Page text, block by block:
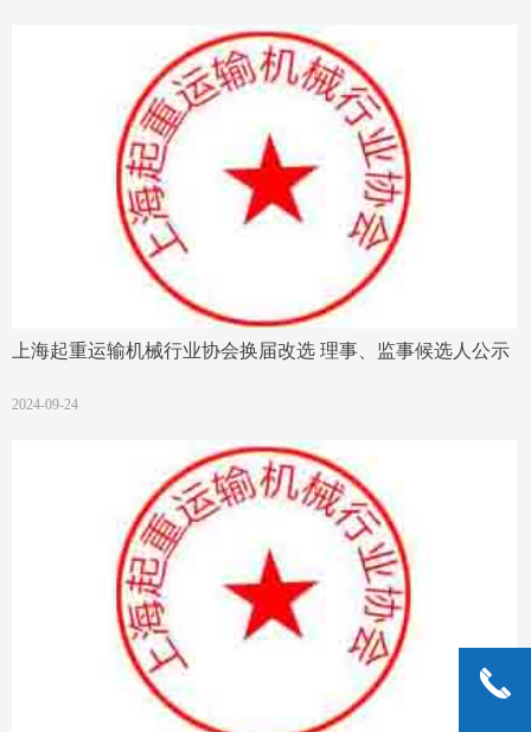
上海起重运输机械行业协会换届改选 理事、监事候选人公示
2024-09-24
끅